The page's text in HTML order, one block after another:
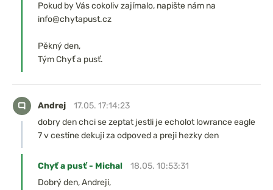
Pokud by Vás cokoliv zajímalo, napište nám na
info@chytapust.cz
Pěkný den,
Tým Chyť a pusť.
Andrej
17.05. 17:14:23
dobry den chci se zeptat jestli je echolot lowrance eagle
7 v cestine dekuji za odpoved a preji hezky den
Chyť a pusť - Michal
18.05. 10:53:31
Dobrý den, Andreji,